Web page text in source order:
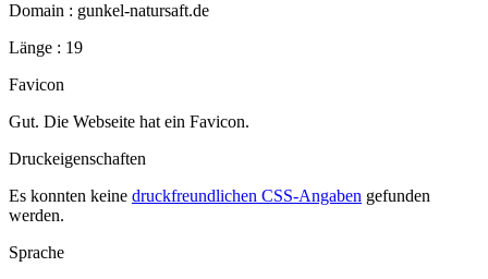
Domain : gunkel-natursaft.de
Länge : 19
Favicon
Gut. Die Webseite hat ein Favicon.
Druckeigenschaften
Es konnten keine druckfreundlichen CSS-Angaben gefunden
werden.
Sprache